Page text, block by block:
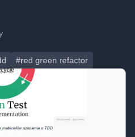
#red green refactor